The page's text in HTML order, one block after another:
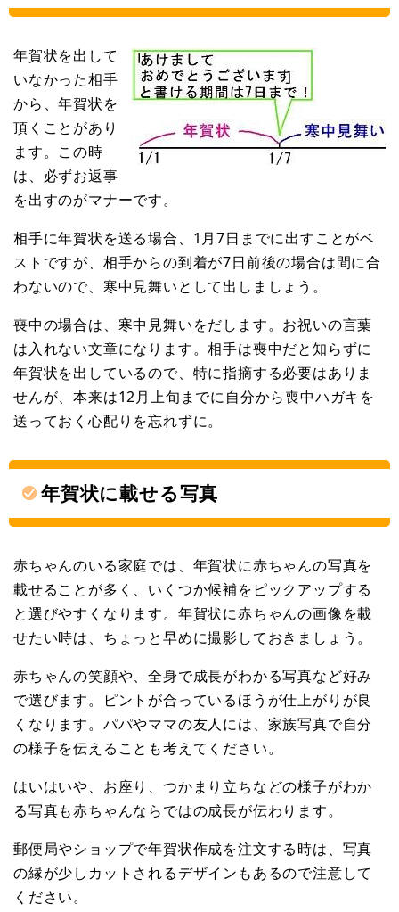
年賀状を出して
いなかった相手
から、年賀状を
頂くことがあり
ます。この時
は、必ずお返事
を出すのがマナーです。
相手に年賀状を送る場合、1月7日までに出すことがベ
ストですが、相手からの到着が7日前後の場合は間に合
わないので、寒中見舞いとして出しましょう。
喪中の場合は、寒中見舞いをだします。お祝いの言葉
は入れない文章になります。相手は喪中だと知らずに
年賀状を出しているので、特に指摘する必要はありま
せんが、本来は12月上旬までに自分から喪中ハガキを
送っておく心配りを忘れずに。
年賀状に載せる写真
赤ちゃんのいる家庭では、年賀状に赤ちゃんの写真を
載せることが多く、いくつか候補をピックアップする
と選びやすくなります。年賀状に赤ちゃんの画像を載
せたい時は、ちょっと早めに撮影しておきましょう。
赤ちゃんの笑顔や、全身で成長がわかる写真など好み
で選びます。ピントが合っているほうが仕上がりが良
くなります。パパやママの友人には、家族写真で自分
の様子を伝えることも考えてください。
はいはいや、お座り、つかまり立ちなどの様子がわか
る写真も赤ちゃんならではの成長が伝わります。
郵便局やショップで年賀状作成を注文する時は、写真
の縁が少しカットされるデザインもあるので注意して
ください。